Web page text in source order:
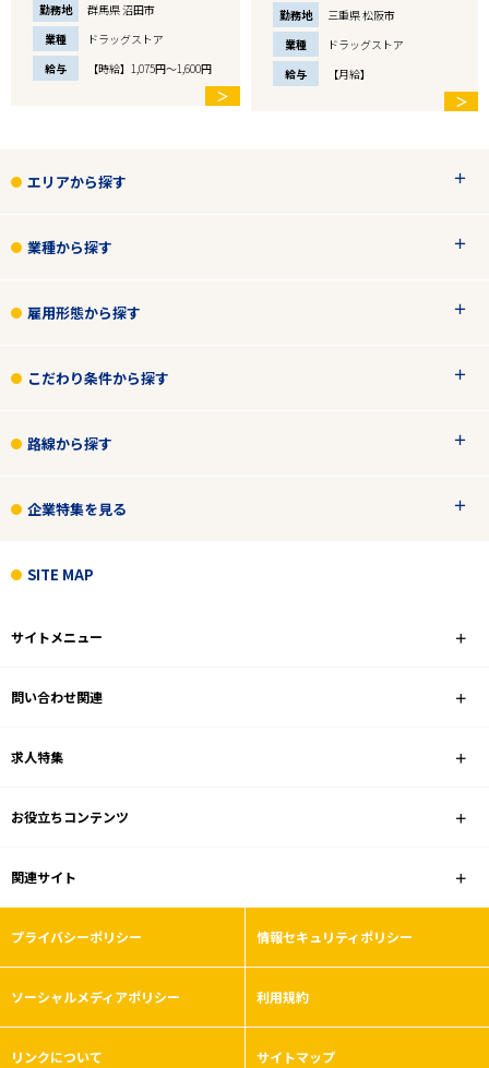
勤務地
群馬県 沼田市
業種
ドラッグストア
給与
【時給】1,075円～1,600円
＞
勤務地
三重県 松阪市
業種
ドラッグストア
給与
【月給】
＞
エリアから探す
業種から探す
雇用形態から探す
こだわり条件から探す
路線から探す
企業特集を見る
SITE MAP
サイトメニュー
問い合わせ関連
求人特集
お役立ちコンテンツ
関連サイト
プライバシーポリシー 情報セキュリティポリシー
ソーシャルメディアポリシー 利用規約
リンクについて サイトマップ